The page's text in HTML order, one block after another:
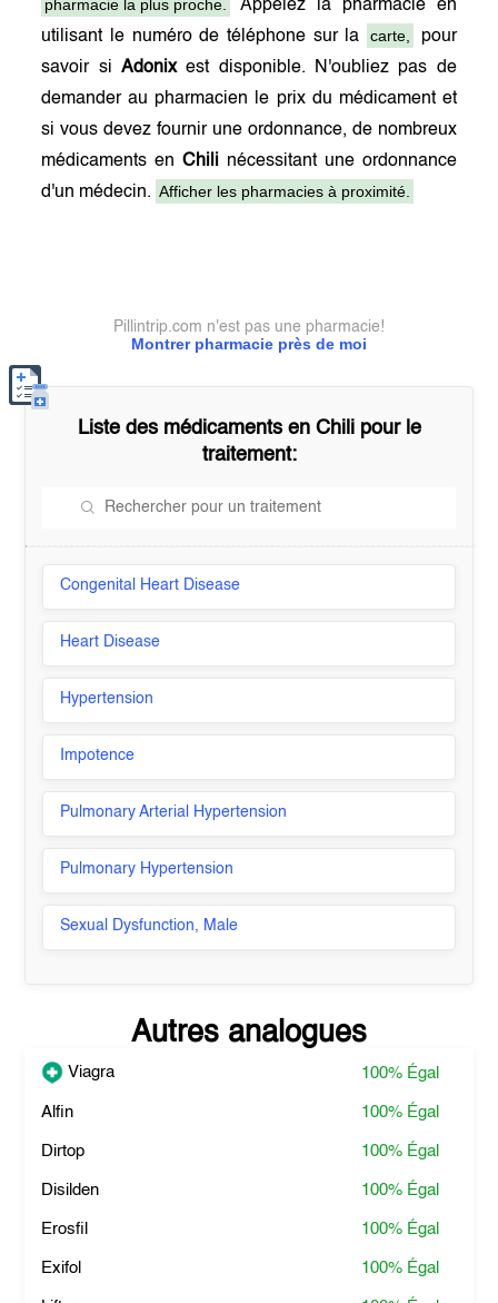
pharmacie la plus proche.
Appelez la pharmacie en
utilisant le numéro de téléphone sur la
carte,
pour
savoir siAdonixest disponible. N'oubliez pas de
demander au pharmacien le prix du médicament et
si vous devez fournir une ordonnance, de nombreux
médicaments enChili nécessitant une ordonnance
d'un médecin. Afficher les pharmacies à proximité.
Montrer pharmacie près de moi
Pillintrip.com n'est pas une pharmacie!
Liste des médicaments en Chilipour le
traitement:
Congenital Heart Disease
Heart Disease
Hypertension
Impotence
Pulmonary Arterial Hypertension
Pulmonary Hypertension
Sexual Dysfunction, Male
Autres analogues
Viagra 100% Égal
Alfin 100% Égal
Dirtop 100% Égal
Disilden 100% Égal
Erosfil 100% Égal
Exifol 100% Égal